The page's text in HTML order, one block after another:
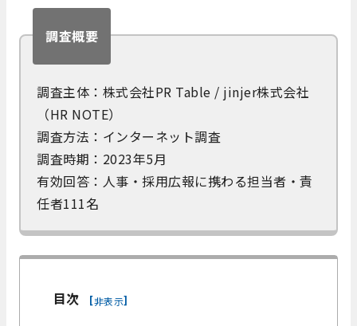
調査概要
調査主体：株式会社PR Table / jinjer株式会社
（HR NOTE）
調査方法：インターネット調査
調査時期：2023年5月
有効回答：人事・採用広報に携わる担当者・責
任者111名
目次 [非表示]